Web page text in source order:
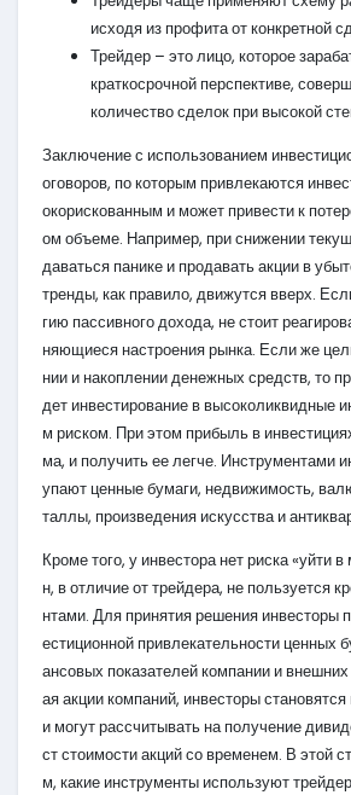
исходя из профита от конкретной
Трейдер – это лицо, которое
краткосрочной перспективе,
количество сделок при высокой
Заключение с использованием
оговоров, по которым привлекаются
окорискованным и может привести к
ом объеме. Например, при снижении
даваться панике и продавать акции в
тренды, как правило, движутся вверх.
гию пассивного дохода, не стоит
няющиеся настроения рынка. Если же
нии и накоплении денежных средств, то
дет инвестирование в высоколиквидные
м риском. При этом прибыль в
ма, и получить ее легче. Инструментами
упают ценные бумаги, недвижимость,
таллы, произведения искусства и
Кроме того, у инвестора нет риска «уйти
н, в отличие от трейдера, не пользуется
нтами. Для принятия решения инвесторы
естиционной привлекательности ценных
ансовых показателей компании и
ая акции компаний, инвесторы
и могут рассчитывать на получение
ст стоимости акций со временем. В этой
м, какие инструменты используют